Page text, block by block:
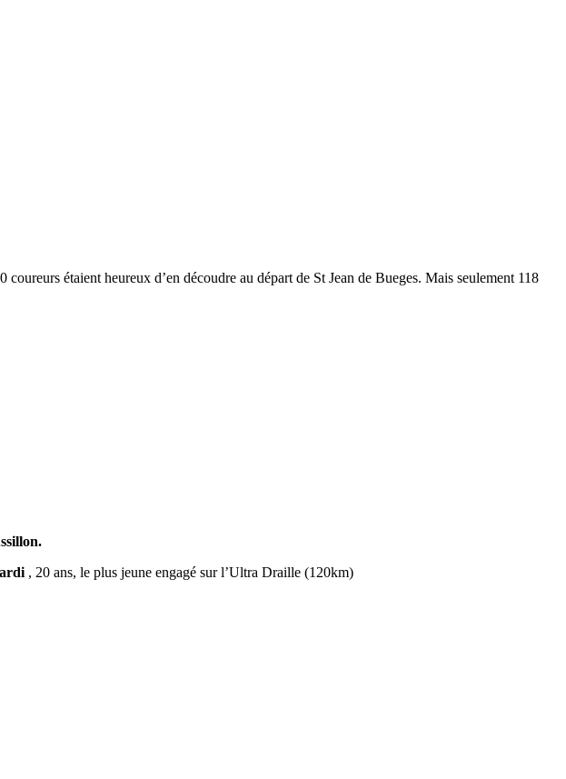
étaient heureux d’en découdre au départ de St Jean de Bueges. Mais seulement 118
, 20 ans, le plus jeune engagé sur l’Ultra Draille (120km)